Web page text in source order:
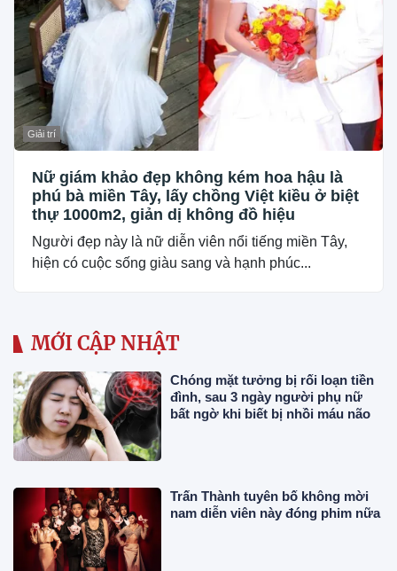
Giải trí
Nữ giám khảo đẹp không kém hoa hậu là
phú bà miền Tây, lấy chồng Việt kiều ở biệt
thự 1000m2, giản dị không đồ hiệu
Người đẹp này là nữ diễn viên nổi tiếng miền Tây,
hiện có cuộc sống giàu sang và hạnh phúc...
MỚI CẬP NHẬT
Chóng mặt tưởng bị rối loạn tiền
đình, sau 3 ngày người phụ nữ
bất ngờ khi biết bị nhồi máu não
Trấn Thành tuyên bố không mời
nam diễn viên này đóng phim nữa